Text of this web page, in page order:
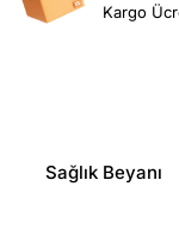
Kargo
Sağlık Beyanı